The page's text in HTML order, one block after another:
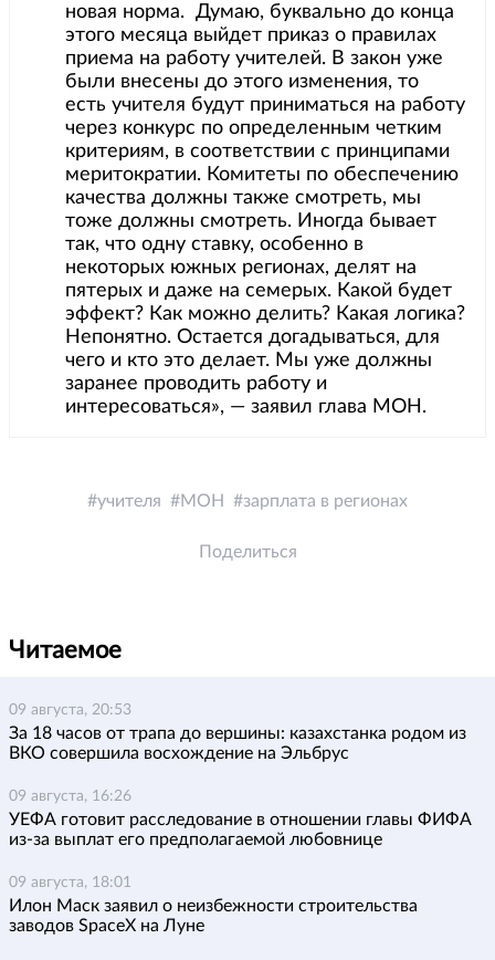
новая норма. Думаю, буквально до конца
этого месяца выйдет приказ о правилах
приема на работу учителей. В закон уже
были внесены до этого изменения, то
есть учителя будут приниматься на работу
через конкурс по определенным четким
критериям, в соответствии с принципами
меритократии. Комитеты по обеспечению
качества должны также смотреть, мы
тоже должны смотреть. Иногда бывает
так, что одну ставку, особенно в
некоторых южных регионах, делят на
пятерых и даже на семерых. Какой будет
эффект? Как можно делить? Какая логика?
Непонятно. Остается догадываться, для
чего и кто это делает. Мы уже должны
заранее проводить работу и
интересоваться», — заявил глава МОН.
учителя МОН зарплата в регионах
Поделиться
Читаемое
09 августа, 20:53
За 18 часов от трапа до вершины: казахстанка родом из
ВКО совершила восхождение на Эльбрус
09 августа, 16:26
УЕФА готовит расследование в отношении главы ФИФА
из-за выплат его предполагаемой любовнице
09 августа, 18:01
Илон Маск заявил о неизбежности строительства
заводов SpaceX на Луне